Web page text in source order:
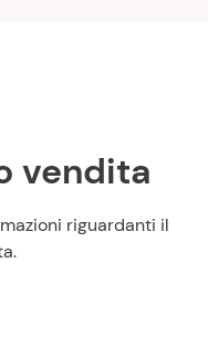
vendita
riguardanti il